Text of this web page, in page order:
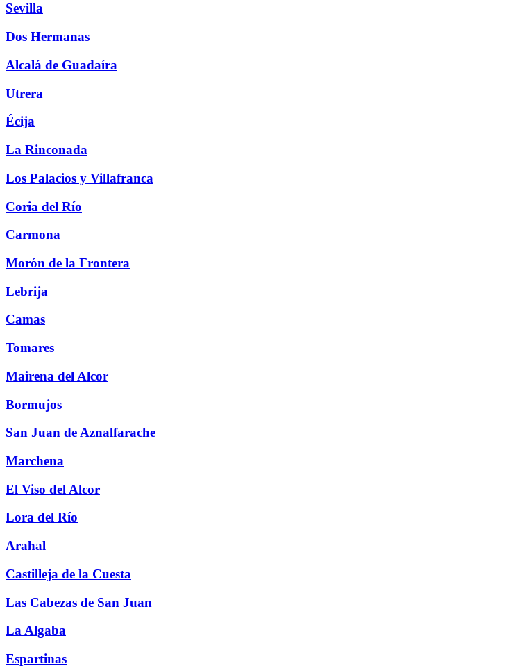
Sevilla
Dos Hermanas
Alcalá de Guadaíra
Utrera
Écija
La Rinconada
Los Palacios y Villafranca
Coria del Río
Carmona
Morón de la Frontera
Lebrija
Camas
Tomares
Mairena del Alcor
Bormujos
San Juan de Aznalfarache
Marchena
El Viso del Alcor
Lora del Río
Arahal
Castilleja de la Cuesta
Las Cabezas de San Juan
La Algaba
Espartinas